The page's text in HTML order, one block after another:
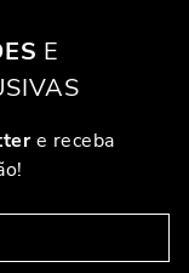
E
e receba